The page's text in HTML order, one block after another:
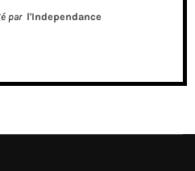
par l'Independance